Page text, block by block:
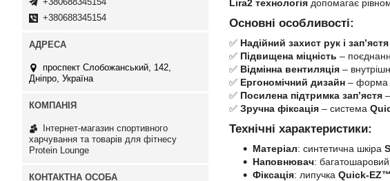
Lira2 технологія допомагає
Основні особливості:
✅ Надійний захист рук і зап’ястя
✅ Підвищена міцність –
✅ Відмінна вентиляція –
✅ Ергономічний дизайн – форма
✅ Посилена підтримка зап’ястя –
✅ Зручна фіксація – система
Технічні характеристики:
Матеріал: синтетична шкіра
Наповнювач: багатошаровий
Фіксація: липучка Quick-
+380688345154
проспект Слобожанський, 142,
Дніпро, Україна
Інтернет-магазин спортивного
харчування та товарів для фітнесу
Protein Lounge